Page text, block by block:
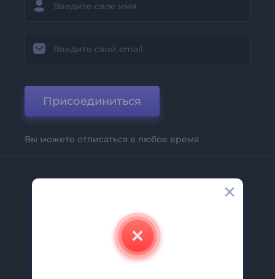
Присоединиться
Вы можете отписаться в любое время
Компания
Свяжитесь С Нами
Помощь И Поддержка